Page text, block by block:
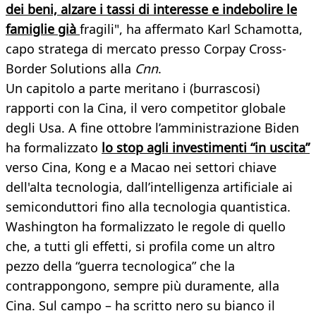
dei beni, alzare i tassi di interesse e indebolire le
famiglie già fragili", ha affermato Karl Schamotta,
capo stratega di mercato presso Corpay Cross-
Border Solutions alla Cnn.
Un capitolo a parte meritano i (burrascosi)
rapporti con la Cina, il vero competitor globale
degli Usa. A fine ottobre l’amministrazione Biden
ha formalizzato lo stop agli investimenti “in uscita”
verso Cina, Kong e a Macao nei settori chiave
dell'alta tecnologia, dall’intelligenza artificiale ai
semiconduttori fino alla tecnologia quantistica.
Washington ha formalizzato le regole di quello
che, a tutti gli effetti, si profila come un altro
pezzo della “guerra tecnologica” che la
contrappongono, sempre più duramente, alla
Cina. Sul campo – ha scritto nero su bianco il